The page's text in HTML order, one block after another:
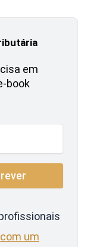
em
book
um